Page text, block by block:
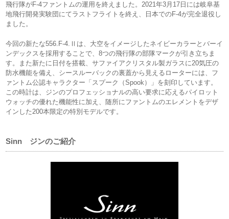
飛行隊がF-4ファントムの運用を終えました。2021年3月17日には岐阜基
地飛行開発実験団にてラストフライトを終え、日本でのF-4が完全退役し
ました。
今回の新たな556.F-4.Ⅱは、大空をイメージしたネイビーカラーとバーイ
ンデックスを採用することで、8つの飛行隊の部隊マークが引き立ちま
す。また新たに日付を搭載、サファイアクリスタル製ガラスに20気圧の
防水機能を備え、シースルーバックの裏蓋から見えるローターには、フ
ァントム公認キャラクター「スプーク（Spook）」を刻印しています。
この時計は、ジンのプロフェッショナルの高い要求に応えるパイロット
ウォッチの優れた機能性に加え、随所にファントムのエレメントをデザ
インした200本限定の特別モデルです。
Sinn ジンのご紹介